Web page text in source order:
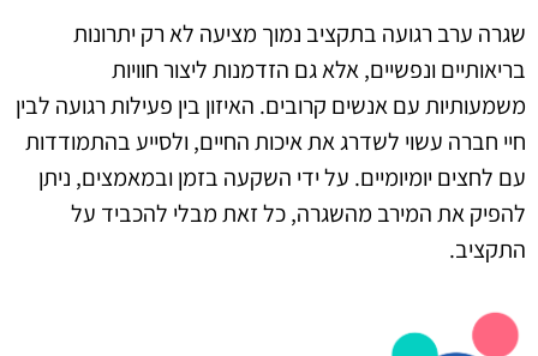
שגרה ערב רגועה בתקציב נמוך מציעה לא רק יתרונות
בריאותיים ונפשיים, אלא גם הזדמנות ליצור חוויות
משמעותיות עם אנשים קרובים. האיזון בין פעילות רגועה לבין
חיי חברה עשוי לשדרג את איכות החיים, ולסייע בהתמודדות
עם לחצים יומיומיים. על ידי השקעה בזמן ובמאמצים, ניתן
להפיק את המירב מהשגרה, כל זאת מבלי להכביד על
התקציב.